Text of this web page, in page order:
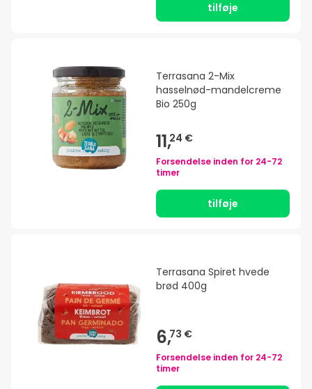
tilføje
Terrasana 2-Mix
hasselnød-mandelcreme
Bio 250g
11,24 €
Forsendelse inden for 24-72
timer
tilføje
Terrasana Spiret hvede
brød 400g
6,73 €
Forsendelse inden for 24-72
timer